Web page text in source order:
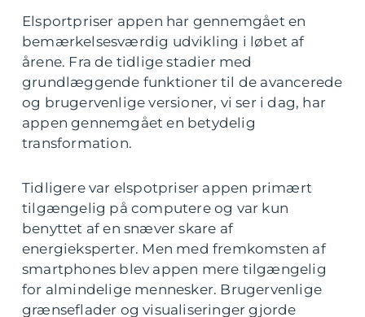
Elsportpriser appen har gennemgået en
bemærkelsesværdig udvikling i løbet af
årene. Fra de tidlige stadier med
grundlæggende funktioner til de avancerede
og brugervenlige versioner, vi ser i dag, har
appen gennemgået en betydelig
transformation.
Tidligere var elspotpriser appen primært
tilgængelig på computere og var kun
benyttet af en snæver skare af
energieksperter. Men med fremkomsten af
smartphones blev appen mere tilgængelig
for almindelige mennesker. Brugervenlige
grænseflader og visualiseringer gjorde